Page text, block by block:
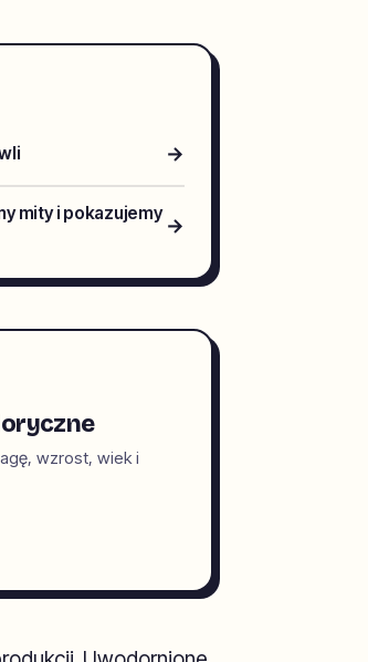
→
mity i pokazujemy →
wzrost, wiek i